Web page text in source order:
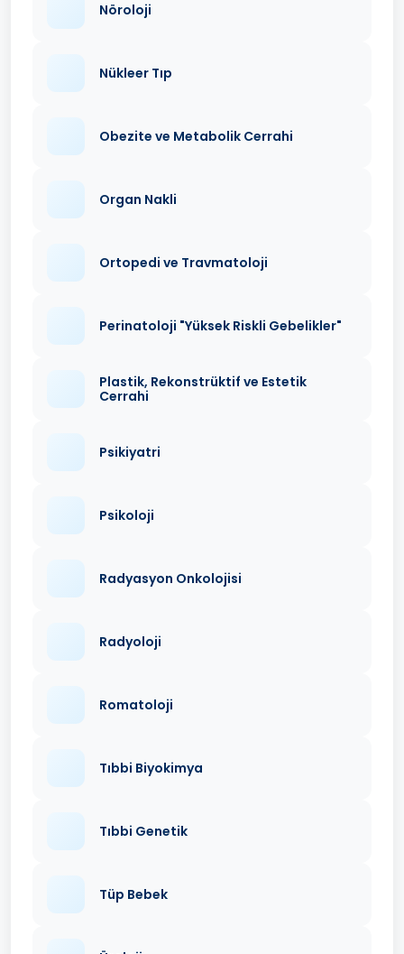
Nöroloji
Nükleer Tıp
Obezite ve Metabolik Cerrahi
Organ Nakli
Ortopedi ve Travmatoloji
Perinatoloji "Yüksek Riskli Gebelikler"
Plastik, Rekonstrüktif ve Estetik
Cerrahi
Psikiyatri
Psikoloji
Radyasyon Onkolojisi
Radyoloji
Romatoloji
Tıbbi Biyokimya
Tıbbi Genetik
Tüp Bebek